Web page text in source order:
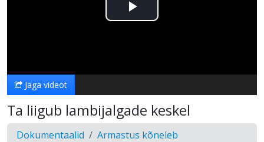
Esita
Jaga videot
Ta liigub lambijalgade keskel
Dokumentaalid Armastus kõneleb